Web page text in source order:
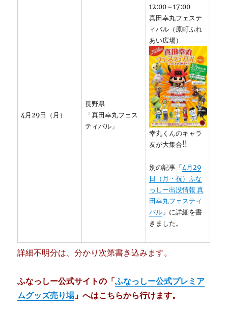
4月29日（月）
長野県
「真田幸丸フェス
ティバル」
12:00～17:00
真田幸丸フェステ
ィバル（原町ふれ
あい広場）
幸丸くんのキャラ
友が大集合!!
別の記事「4月29
日（月・祝）ふな
っしー出没情報 真
田幸丸フェスティ
バル 」に詳細を書
きました。
詳細不明分は、分かり次第書き込みます。
ふなっしー公式サイトの「ふなっしー公式プレミア
ムグッズ売り場」へはこちらから行けます。